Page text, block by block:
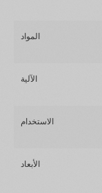
المواد
الآلية
الاستخدام
الأبعاد